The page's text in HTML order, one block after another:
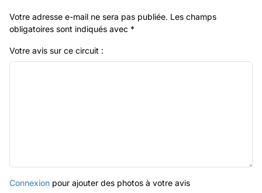
Votre adresse e-mail ne sera pas publiée. Les champs
obligatoires sont indiqués avec *
Votre avis sur ce circuit :
Connexion pour ajouter des photos à votre avis